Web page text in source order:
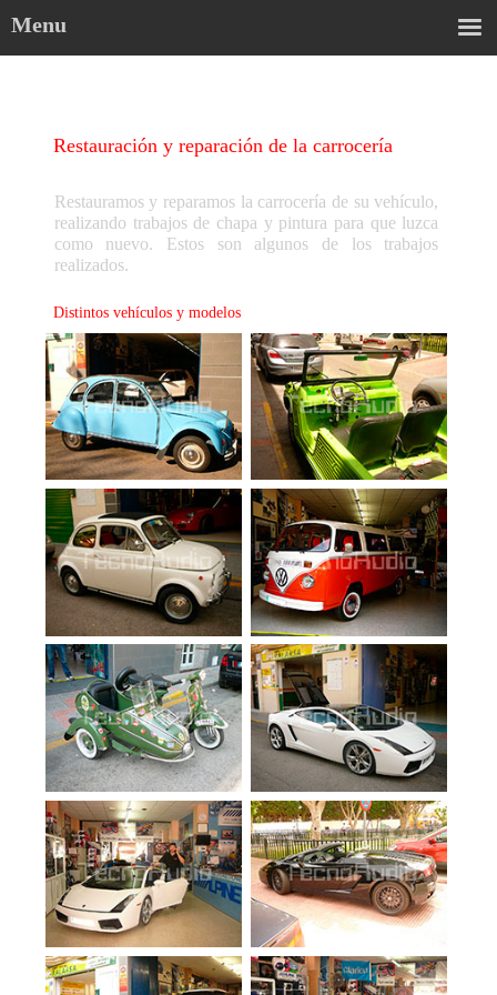
Menu
Restauración y reparación de la carrocería
Restauramos y reparamos la carrocería de su vehículo,
realizando trabajos de chapa y pintura para que luzca
como nuevo. Estos son algunos de los trabajos
realizados.
Distintos vehículos y modelos